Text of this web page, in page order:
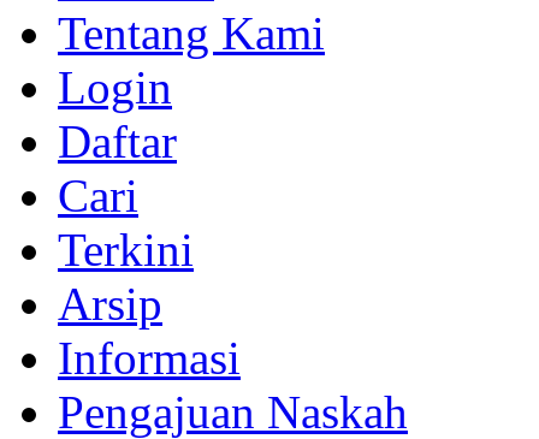
Tentang Kami
Login
Daftar
Cari
Terkini
Arsip
Informasi
Pengajuan Naskah